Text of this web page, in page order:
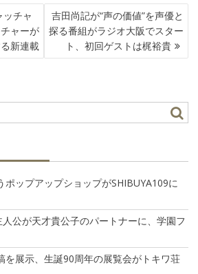
チャ
ャーが
新連載
吉田尚記が“声の価値”を声優と
探る番組がラジオ大阪でスター
ト、初回ゲストは梶裕貴
ポップアップショップがSHIBUYA109に
人公が天才貴公子のパートナーに、学園フ
を展示、生誕90周年の展覧会がトキワ荘